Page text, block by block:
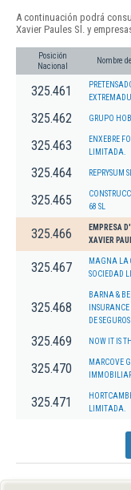
A continuación podrá
Xavier Paules Sl. y
Posición
Nacional
Nombre
325.461
325.462 GRUPO HOB
325.463
ENXEBRE
LIMITADA.
325.464 REPRYSUM SL.
325.465
68 SL
325.466
EMPRESA
XAVIER
325.467
MAGNA LA
SOCIEDAD
325.468
BARNA &
DE SEGUROS
325.469 NOW IT IS
325.470
MARCOVE
325.471
LIMITADA.